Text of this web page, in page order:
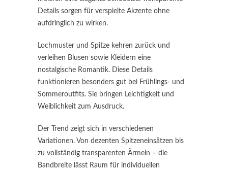
Details sorgen für verspielte Akzente ohne
aufdringlich zu wirken.
Lochmuster und Spitze kehren zurück und
verleihen Blusen sowie Kleidern eine
nostalgische Romantik. Diese Details
funktionieren besonders gut bei Frühlings- und
Sommeroutfits. Sie bringen Leichtigkeit und
Weiblichkeit zum Ausdruck.
Der Trend zeigt sich in verschiedenen
Variationen. Von dezenten Spitzeneinsätzen bis
zu vollständig transparenten Ärmeln – die
Bandbreite lässt Raum für individuellen